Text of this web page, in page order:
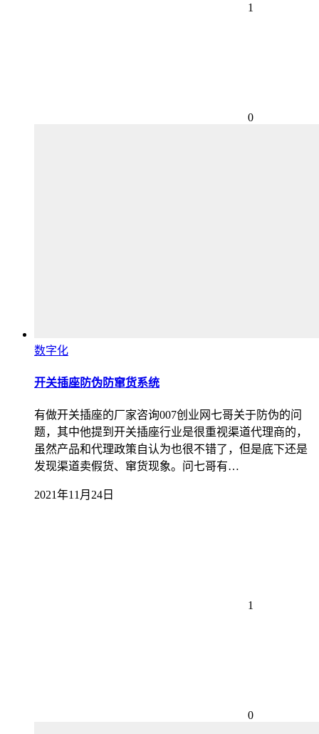
1
0
数字化
开关插座防伪防窜货系统
有做开关插座的厂家咨询007创业网七哥关于防伪的问
题，其中他提到开关插座行业是很重视渠道代理商的，
虽然产品和代理政策自认为也很不错了，但是底下还是
发现渠道卖假货、窜货现象。问七哥有…
2021年11月24日
1
0